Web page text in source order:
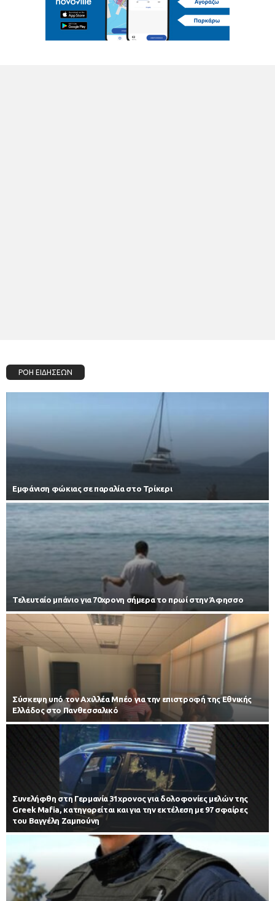
ΡΟΗ ΕΙΔΗΣΕΩΝ
Εμφάνιση φώκιας σε παραλία στο Τρίκερι
Τελευταίο μπάνιο για 70χρονη σήμερα το πρωί στην Άφησσο
Σύσκεψη υπό τον Αχιλλέα Μπέο για την επιστροφή της Εθνικής
Ελλάδος στο Πανθεσσαλικό
Συνελήφθη στη Γερμανία 31χρονος για δολοφονίες μελών της
Greek Mafia, κατηγορείται και για την εκτέλεση με 97 σφαίρες
του Βαγγέλη Ζαμπούνη